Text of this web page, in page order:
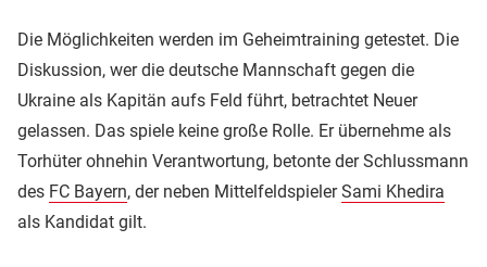
Die Möglichkeiten werden im Geheimtraining getestet. Die
Diskussion, wer die deutsche Mannschaft gegen die
Ukraine als Kapitän aufs Feld führt, betrachtet Neuer
gelassen. Das spiele keine große Rolle. Er übernehme als
Torhüter ohnehin Verantwortung, betonte der Schlussmann
des FC Bayern, der neben MittelfeldspielerSami Khedira
als Kandidat gilt.